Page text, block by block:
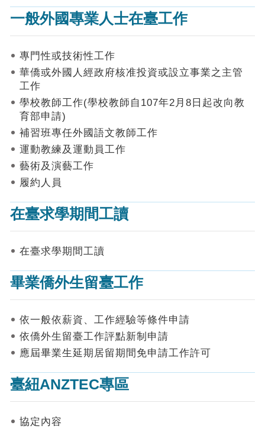
及
工
知
機
申
請
表
上
申
請
請
進
詢
見
答
統
數
一般外國專業人士在臺工作
專門性或技術性工作
華僑或外國人經政府核准投資或設立事業之主管
工作
學校教師工作(學校教師自107年2月8日起改向教
育部申請)
補習班專任外國語文教師工作
運動教練及運動員工作
藝術及演藝工作
履約人員
在臺求學期間工讀
在臺求學期間工讀
畢業僑外生留臺工作
依一般依薪資、工作經驗等條件申請
依僑外生留臺工作評點新制申請
應屆畢業生延期居留期間免申請工作許可
臺紐ANZTEC專區
協定內容